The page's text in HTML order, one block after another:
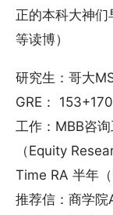
正的本科大神
等读博）
研究生：哥大
GRE： 153+170
工作：MBB咨
（Equity
Time RA 半年（
推荐信：商学院